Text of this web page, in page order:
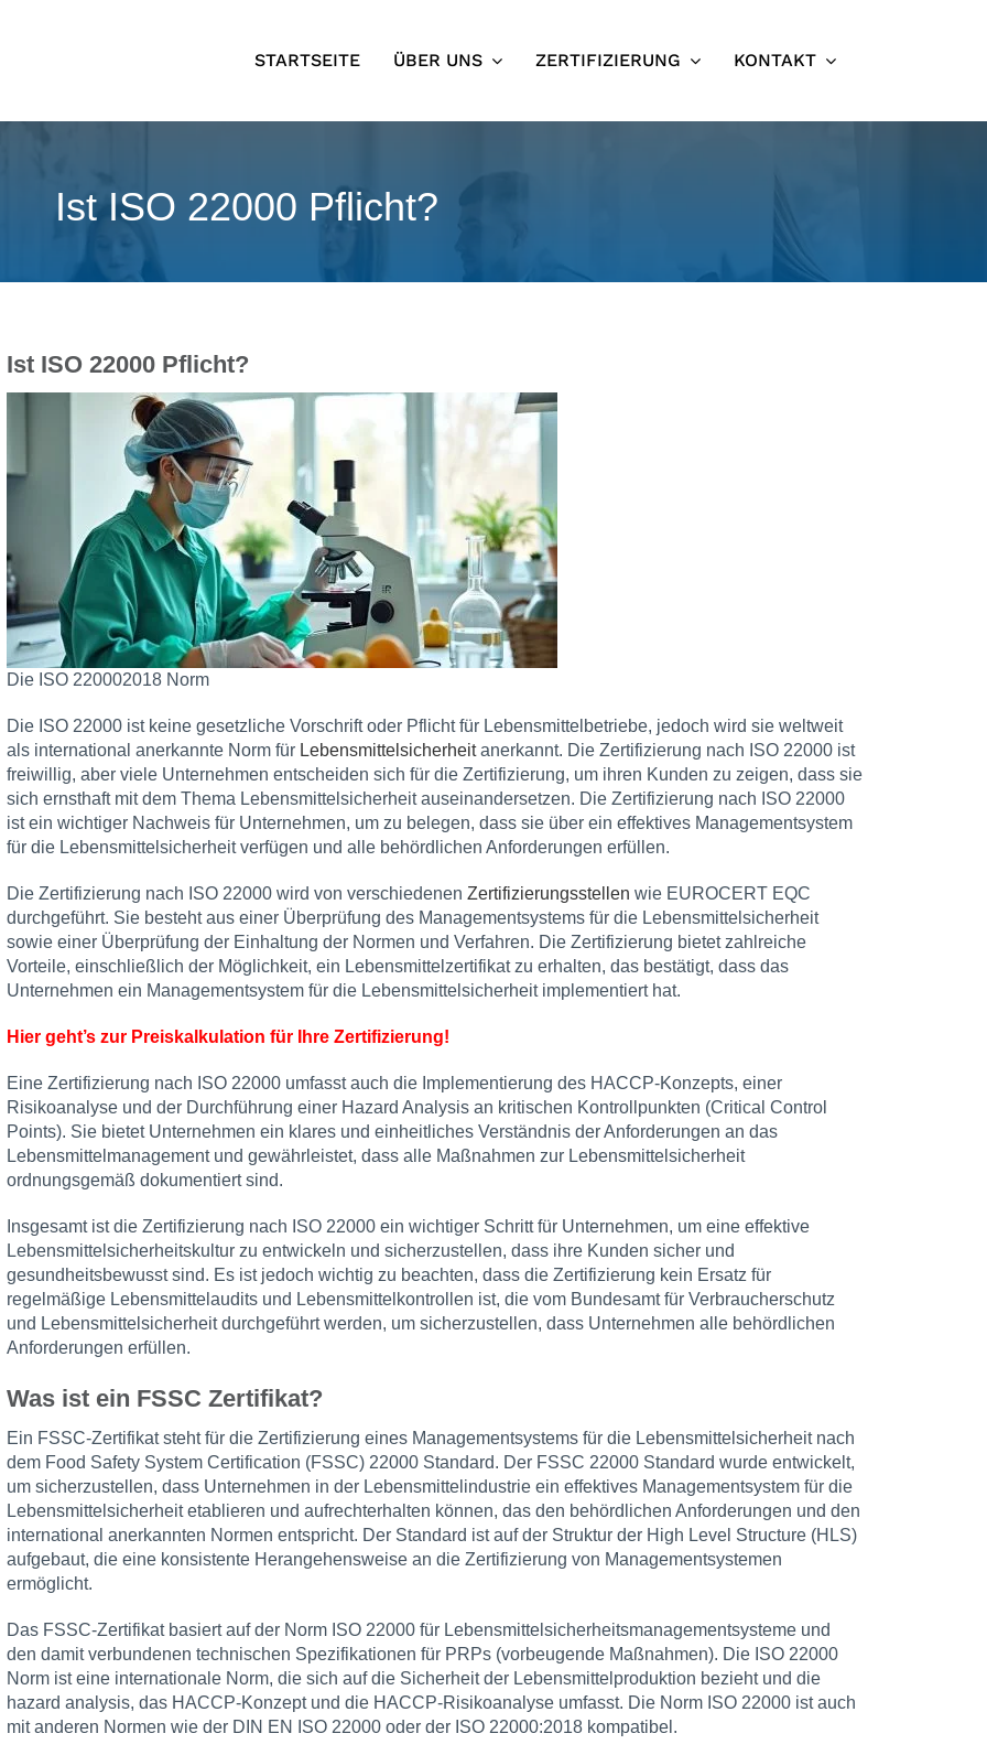
STARTSEITE ÜBER UNS ZERTIFIZIERUNG KONTAKT
Ist ISO 22000 Pflicht?
Ist ISO 22000 Pflicht?
Die ISO 220002018 Norm
Die ISO 22000 ist keine gesetzliche Vorschrift oder Pflicht für Lebensmittelbetriebe, jedoch wird sie weltweit
als international anerkannte Norm für Lebensmittelsicherheitanerkannt. Die Zertifizierung nach ISO 22000 ist
freiwillig, aber viele Unternehmen entscheiden sich für die Zertifizierung, um ihren Kunden zu zeigen, dass sie
sich ernsthaft mit dem Thema Lebensmittelsicherheit auseinandersetzen. Die Zertifizierung nach ISO 22000
ist ein wichtiger Nachweis für Unternehmen, um zu belegen, dass sie über ein effektives Managementsystem
für die Lebensmittelsicherheit verfügen und alle behördlichen Anforderungen erfüllen.
Die Zertifizierung nach ISO 22000 wird von verschiedenenZertifizierungsstellen wie EUROCERT EQC
durchgeführt. Sie besteht aus einer Überprüfung des Managementsystems für die Lebensmittelsicherheit
sowie einer Überprüfung der Einhaltung der Normen und Verfahren. Die Zertifizierung bietet zahlreiche
Vorteile, einschließlich der Möglichkeit, ein Lebensmittelzertifikat zu erhalten, das bestätigt, dass das
Unternehmen ein Managementsystem für die Lebensmittelsicherheit implementiert hat.
Hier geht’s zur Preiskalkulation für Ihre Zertifizierung!
Eine Zertifizierung nach ISO 22000 umfasst auch die Implementierung des HACCP-Konzepts, einer
Risikoanalyse und der Durchführung einer Hazard Analysis an kritischen Kontrollpunkten (Critical Control
Points). Sie bietet Unternehmen ein klares und einheitliches Verständnis der Anforderungen an das
Lebensmittelmanagement und gewährleistet, dass alle Maßnahmen zur Lebensmittelsicherheit
ordnungsgemäß dokumentiert sind.
Insgesamt ist die Zertifizierung nach ISO 22000 ein wichtiger Schritt für Unternehmen, um eine effektive
Lebensmittelsicherheitskultur zu entwickeln und sicherzustellen, dass ihre Kunden sicher und
gesundheitsbewusst sind. Es ist jedoch wichtig zu beachten, dass die Zertifizierung kein Ersatz für
regelmäßige Lebensmittelaudits und Lebensmittelkontrollen ist, die vom Bundesamt für Verbraucherschutz
und Lebensmittelsicherheit durchgeführt werden, um sicherzustellen, dass Unternehmen alle behördlichen
Anforderungen erfüllen.
Was ist ein FSSC Zertifikat?
Ein FSSC-Zertifikat steht für die Zertifizierung eines Managementsystems für die Lebensmittelsicherheit nach
dem Food Safety System Certification (FSSC) 22000 Standard. Der FSSC 22000 Standard wurde entwickelt,
um sicherzustellen, dass Unternehmen in der Lebensmittelindustrie ein effektives Managementsystem für die
Lebensmittelsicherheit etablieren und aufrechterhalten können, das den behördlichen Anforderungen und den
international anerkannten Normen entspricht. Der Standard ist auf der Struktur der High Level Structure (HLS)
aufgebaut, die eine konsistente Herangehensweise an die Zertifizierung von Managementsystemen
ermöglicht.
Das FSSC-Zertifikat basiert auf der Norm ISO 22000 für Lebensmittelsicherheitsmanagementsysteme und
den damit verbundenen technischen Spezifikationen für PRPs (vorbeugende Maßnahmen). Die ISO 22000
Norm ist eine internationale Norm, die sich auf die Sicherheit der Lebensmittelproduktion bezieht und die
hazard analysis, das HACCP-Konzept und die HACCP-Risikoanalyse umfasst. Die Norm ISO 22000 ist auch
mit anderen Normen wie der DIN EN ISO 22000 oder der ISO 22000:2018 kompatibel.